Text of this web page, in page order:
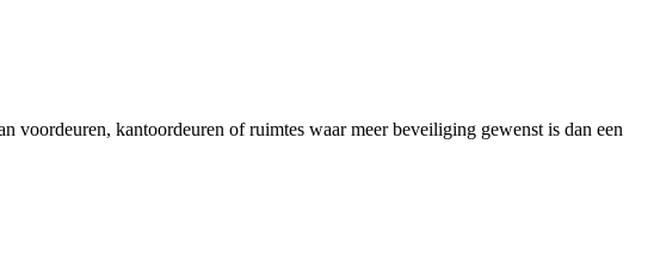
kantoordeuren of ruimtes waar meer beveiliging gewenst is dan een